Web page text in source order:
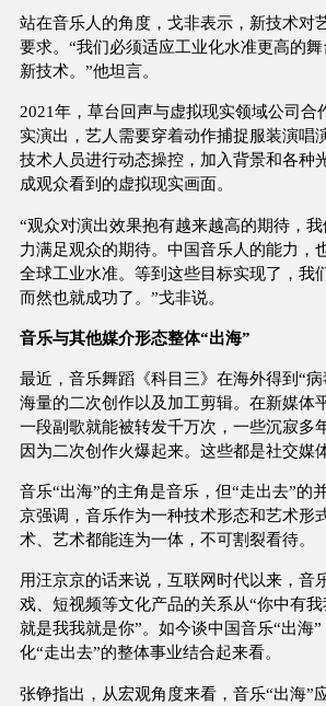
站在音乐人的角度，戈非表示，新技术对
要求。“我们必须适应工业化水准更高的
新技术。”他坦言。
2021年，草台回声与虚拟现实领域公司合
实演出，艺人需要穿着动作捕捉服装演唱
技术人员进行动态操控，加入背景和各种
成观众看到的虚拟现实画面。
“观众对演出效果抱有越来越高的期待，
力满足观众的期待。中国音乐人的能力，
全球工业水准。等到这些目标实现了，我
而然也就成功了。”戈非说。
音乐与其他媒介形态整体“出海”
最近，音乐舞蹈《科目三》在海外得到“
海量的二次创作以及加工剪辑。在新媒体
一段副歌就能被转发千万次，一些沉寂多
因为二次创作火爆起来。这些都是社交媒
音乐“出海”的主角是音乐，但“走出去”的
京强调，音乐作为一种技术形态和艺术形
术、艺术都能连为一体，不可割裂看待。
用汪京京的话来说，互联网时代以来，音
戏、短视频等文化产品的关系从“你中有
就是我我就是你”。如今谈中国音乐“出海
化“走出去”的整体事业结合起来看。
张铮指出，从宏观角度来看，音乐“出海”